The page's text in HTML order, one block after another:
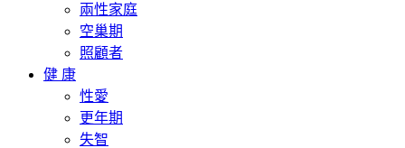
兩性家庭
空巢期
照顧者
健 康
性愛
更年期
失智